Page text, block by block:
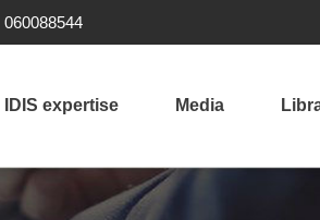
060088544
IDIS expertise Media